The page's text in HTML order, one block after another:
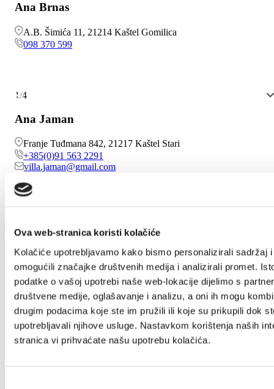
Ova web-stranica koristi kolačiće
Kolačiće upotrebljavamo kako bismo personalizirali sadržaj
omogućili značajke društvenih medija i analizirali promet.
podatke o vašoj upotrebi naše web-lokacije dijelimo s
društvene medije, oglašavanje i analizu, a oni ih mogu
drugim podacima koje ste im pružili ili koje su prikupili dok
upotrebljavali njihove usluge. Nastavkom korištenja naših
stranica vi prihvaćate našu upotrebu kolačića.
Ana Brnas
A.B. Šimića 11, 21214 Kaštel Gomilica
098 370 599
1/4
Ana Jaman
Franje Tuđmana 842, 21217 Kaštel Stari
+385(0)91 563 2291
villa.jaman@gmail.com
+38521227670
marko.ledenko@yahoo.com
Ana Ledenko
Put poljoprivrednika 2, 21217 Kaštel Štafilić